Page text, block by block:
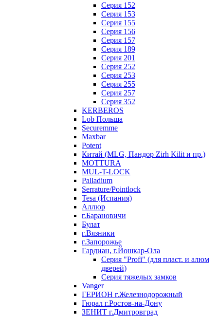
Серия 152
Серия 153
Серия 155
Серия 156
Серия 157
Серия 189
Серия 201
Серия 252
Серия 253
Серия 255
Серия 257
Серия 352
KERBEROS
Lob Польша
Securemme
Maxbar
Potent
Китай (MLG, Пандор Zirh Kilit и пр.)
MOTTURA
MUL-T-LOCK
Palladium
Serrature/Pointlock
Tesa (Испания)
Аллюр
г.Барановичи
Булат
г.Вязники
г.Запорожье
Гардиан, г.Йошкар-Ола
Серия "Profi" (для пласт. и алюм
дверей)
Серия тяжелых замков
Vanger
ГЕРИОН г.Железнодорожный
Гюрал г.Ростов-на-Дону
ЗЕНИТ г.Дмитровград